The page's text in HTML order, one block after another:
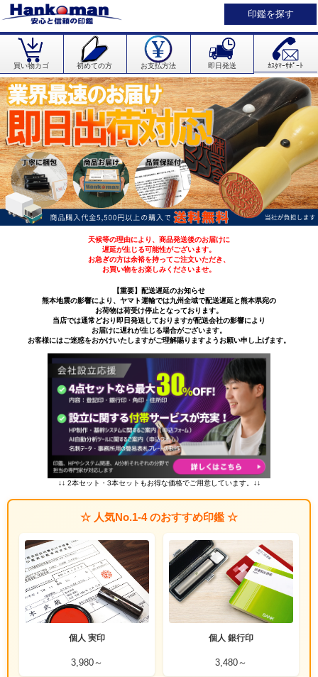
印鑑を探す
買い物カゴ 初めての方 お支払方法 即日発送 ｶｽﾀﾏｰｻﾎﾟｰﾄ
天候等の理由により、商品発送後のお届けに
遅延が生じる可能性がございます。
お急ぎの方は余裕を持ってご注文いただき、
お買い物をお楽しみくださいませ。
【重要】配送遅延のお知らせ
熊本地震の影響により、ヤマト運輸では九州全域で配送遅延と熊本県宛の
お荷物は荷受け停止となっております。
当店では通常どおり即日発送しておりますが配送会社の影響により
お届けに遅れが生じる場合がございます。
お客様にはご迷惑をおかけいたしますがご理解賜りますようお願い申し上げます。
↓↓ 2本セット・3本セットもお得な価格でご用意しています。↓↓
☆ 人気No.1-4 のおすすめ印鑑 ☆
個人 実印
3,980～
個人 銀行印
3,480～